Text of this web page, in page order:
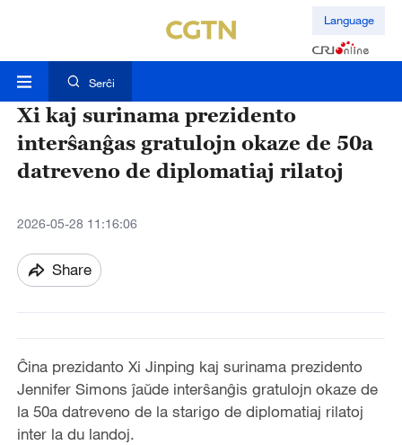
Language
Serĉi
Xi kaj surinama prezidento
interŝanĝas gratulojn okaze de 50a
datreveno de diplomatiaj rilatoj
2026-05-28 11:16:06
Share
Ĉina prezidanto Xi Jinping kaj surinama prezidento
Jennifer Simons ĵaŭde interŝanĝis gratulojn okaze de
la 50a datreveno de la starigo de diplomatiaj rilatoj
inter la du landoj.